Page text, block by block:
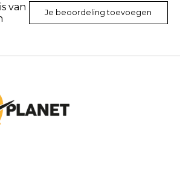
van
Je beoordeling toevoegen